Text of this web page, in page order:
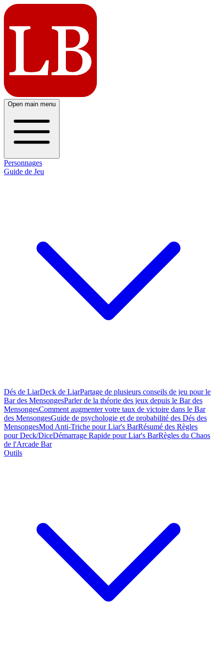
Open main menu
Personnages
Guide de Jeu
Dés de LiarDeck de LiarPartage de plusieurs conseils de jeu pour le
Bar des MensongesParler de la théorie des jeux depuis le Bar des
MensongesComment augmenter votre taux de victoire dans le Bar
des MensongesGuide de psychologie et de probabilité des Dés des
MensongesMod Anti-Triche pour Liar's BarRésumé des Règles
pour Deck/DiceDémarrage Rapide pour Liar's BarRègles du Chaos
de l'Arcade Bar
Outils